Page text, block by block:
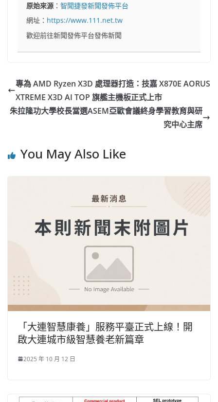
原始來源 ：智聞捷發新聞發佈平台
網址： https://www.111.net.tw
歡迎前往新聞發佈平台發佈新聞
專為 AMD Ryzen X3D 處理器打造：技嘉 X870E AORUS
XTREME X3D AI TOP 旗艦主機板正式上市
朱拉隆功大學校長當選ASEM亞歐會議終身學習教育與研
究中心主席
You May Also Like
「大連智慧康養」服務平臺正式上線！開
啟大連城市級智慧養老新篇章
2025 年 10 月 12 日